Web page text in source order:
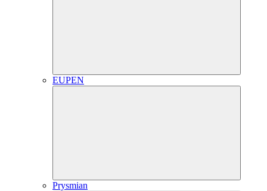
EUPEN
Prysmian